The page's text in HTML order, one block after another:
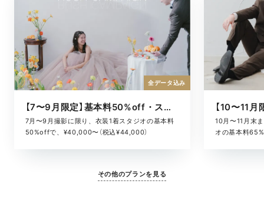
【7〜9月限定】基本料50%off・スタジオキャンペーン
7月〜9月撮影に限り、衣装1着スタジオの基本料
50%offで、¥40,000〜（税込¥44,000）
全データ込み
10月〜11月末
オの基本料
その他のプランを見る